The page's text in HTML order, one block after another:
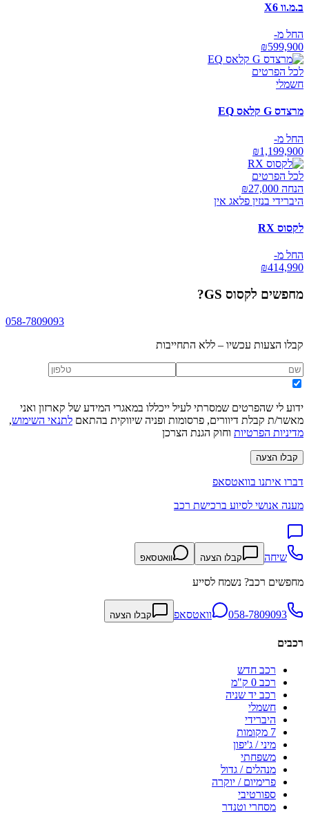
ב.מ.וו X6
החל מ-
₪599,900
לכל הפרטים
חשמלי
מרצדס G קלאס EQ
החל מ-
₪1,199,900
לכל הפרטים
הנחה ₪ 27,000
היברידי בנזין פלאג אין
לקסוס RX
החל מ-
₪414,990
מחפשים לקסוס GS ?
058-7809093
קבלו הצעות עכשיו – ללא התחייבות
ידוע לי שהפרטים שמסרתי לעיל ייכללו במאגרי המידע של קארזון ואני
מאשר/ת קבלת דיוורים, פרסומות ופניה שיווקית בהתאם לתנאי השימוש,
מדיניות הפרטיות וחוק הגנת הצרכן
קבלו הצעה
דברו איתנו בוואטסאפ
מענה אנושי לסיוע ברכישת רכב
שיחה קבלו הצעה וואטסאפ
מחפשים רכב? נשמח לסייע
058-7809093 וואטסאפ קבלו הצעה
רכבים
רכב חדש
רכב 0 ק"מ
רכב יד שניה
חשמלי
היברידי
7 מקומות
מיני / ג'יפון
משפחתי
מנהלים / גדול
פרימיום / יוקרה
ספורטיבי
מסחרי וטנדר